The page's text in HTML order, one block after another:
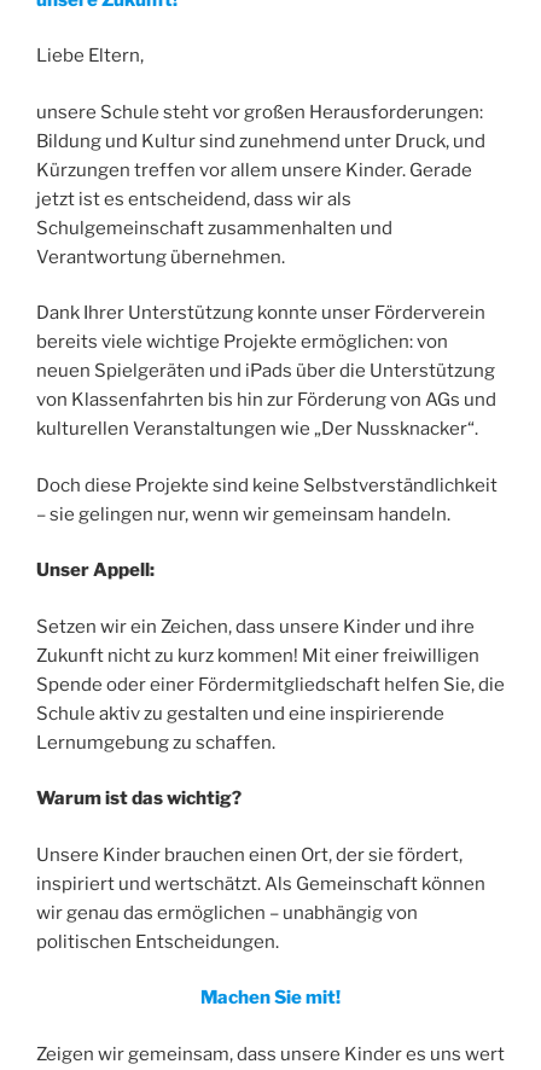
Liebe Eltern,
unsere Schule steht vor großen Herausforderungen:
Bildung und Kultur sind zunehmend unter Druck, und
Kürzungen treffen vor allem unsere Kinder. Gerade
jetzt ist es entscheidend, dass wir als
Schulgemeinschaft zusammenhalten und
Verantwortung übernehmen.
Dank Ihrer Unterstützung konnte unser Förderverein
bereits viele wichtige Projekte ermöglichen: von
neuen Spielgeräten und iPads über die Unterstützung
von Klassenfahrten bis hin zur Förderung von AGs und
kulturellen Veranstaltungen wie „Der Nussknacker“.
Doch diese Projekte sind keine Selbstverständlichkeit
– sie gelingen nur, wenn wir gemeinsam handeln.
Unser Appell:
Setzen wir ein Zeichen, dass unsere Kinder und ihre
Zukunft nicht zu kurz kommen! Mit einer freiwilligen
Spende oder einer Fördermitgliedschaft helfen Sie, die
Schule aktiv zu gestalten und eine inspirierende
Lernumgebung zu schaffen.
Warum ist das wichtig?
Unsere Kinder brauchen einen Ort, der sie fördert,
inspiriert und wertschätzt. Als Gemeinschaft können
wir genau das ermöglichen – unabhängig von
politischen Entscheidungen.
Machen Sie mit!
Zeigen wir gemeinsam, dass unsere Kinder es uns wert